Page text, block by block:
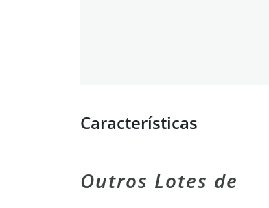
Características
Outros Lotes de